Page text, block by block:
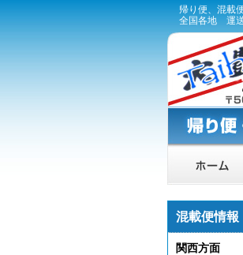
帰り便、混載
全国各地 運
混載便情報
関西方面